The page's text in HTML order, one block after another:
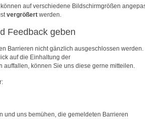
auf verschiedene Bildschirmgrößen
vergrößert werden.
Feedback geben
Barrieren nicht gänzlich ausgeschlossen werden.
auf die Einhaltung der
auffallen, können Sie uns diese gerne mitteilen.
und uns bemühen, die gemeldeten Barrieren